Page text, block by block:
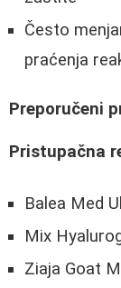
Često
praćenja
Preporučeni
Pristupačna
Balea Med
Mix
Ziaja Goat